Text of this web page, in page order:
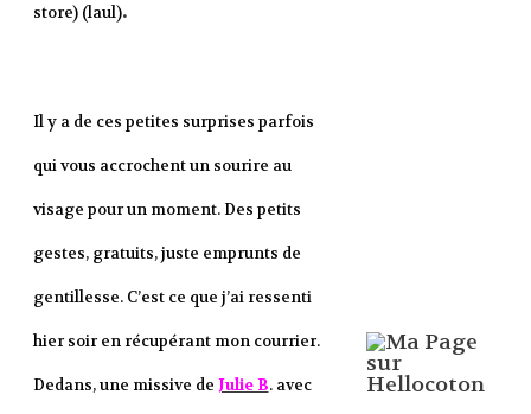
store) (laul).
Il y a de ces petites surprises parfois
qui vous accrochent un sourire au
visage pour un moment. Des petits
gestes, gratuits, juste emprunts de
gentillesse. C’est ce que j’ai ressenti
hier soir en récupérant mon courrier.
Dedans, une missive de Julie B. avec